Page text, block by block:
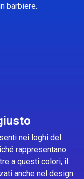
barbiere.
nei loghi del
rappresentano
a questi colori, il
anche nel design